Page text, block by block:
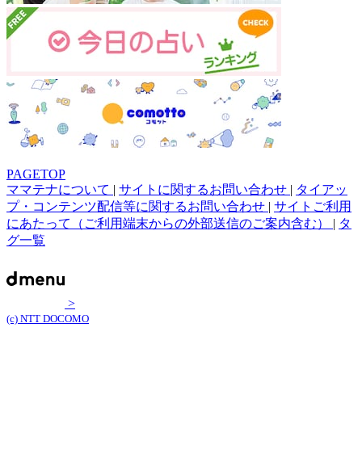
PAGETOP
ママテナについて | サイトに関するお問い合わせ | タイアッ
プ・コンテンツ配信等に関するお問い合わせ | サイトご利用
にあたって（ご利用端末からの外部送信のご案内含む） | タ
グ一覧
>
(c) NTT DOCOMO